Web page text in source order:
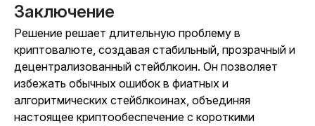
Заключение
Решение решает длительную проблему в
криптовалюте, создавая стабильный, прозрачный и
децентрализованный стейблкоин. Он позволяет
избежать обычных ошибок в фиатных и
алгоритмических стейблкоинах, объединяя
настоящее криптообеспечение с короткими